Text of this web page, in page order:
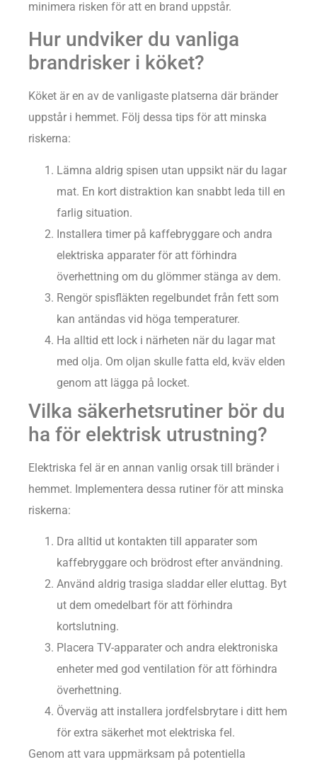
minimera risken för att en brand uppstår.
Hur undviker du vanliga
brandrisker i köket?
Köket är en av de vanligaste platserna där bränder
uppstår i hemmet. Följ dessa tips för att minska
riskerna:
Lämna aldrig spisen utan uppsikt när du lagar
mat. En kort distraktion kan snabbt leda till en
farlig situation.
Installera timer på kaffebryggare och andra
elektriska apparater för att förhindra
överhettning om du glömmer stänga av dem.
Rengör spisfläkten regelbundet från fett som
kan antändas vid höga temperaturer.
Ha alltid ett lock i närheten när du lagar mat
med olja. Om oljan skulle fatta eld, kväv elden
genom att lägga på locket.
Vilka säkerhetsrutiner bör du
ha för elektrisk utrustning?
Elektriska fel är en annan vanlig orsak till bränder i
hemmet. Implementera dessa rutiner för att minska
riskerna:
Dra alltid ut kontakten till apparater som
kaffebryggare och brödrost efter användning.
Använd aldrig trasiga sladdar eller eluttag. Byt
ut dem omedelbart för att förhindra
kortslutning.
Placera TV-apparater och andra elektroniska
enheter med god ventilation för att förhindra
överhettning.
Överväg att installera jordfelsbrytare i ditt hem
för extra säkerhet mot elektriska fel.
Genom att vara uppmärksam på potentiella